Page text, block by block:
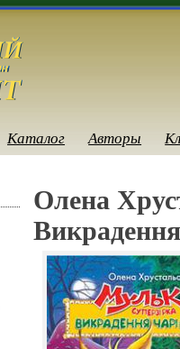
Каталог Авторы
Олена